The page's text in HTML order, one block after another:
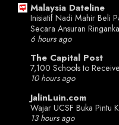
Malaysia Dateline
Inisiatif Nadi Mahir Beli
Secara Ansuran
6 hours ago
The Capital Post
7,100 Schools to
10 hours ago
JalinLuin.com
Wajar UCSF Buka Pintu
13 hours ago